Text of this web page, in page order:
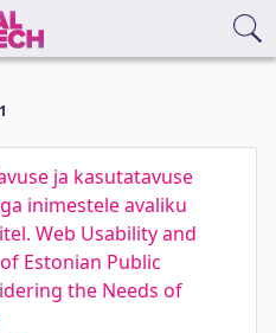
ja kasutatavuse
inimestele avaliku
Web Usability and
Estonian Public
the Needs of